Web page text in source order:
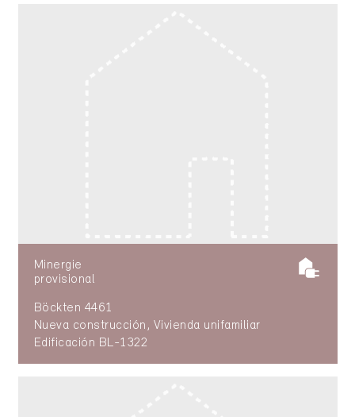
Minergie
provisional
Böckten 4461
Nueva construcción, Vivienda unifamiliar
Edificación BL-1322